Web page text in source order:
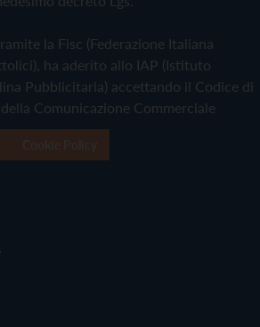
la Fisc (Federazione Italiana
ha aderito allo IAP (Istituto
Pubblicitaria) accettando il Codice di
Comunicazione Commerciale